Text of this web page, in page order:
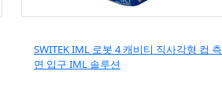
SWITEK IML 로봇 4 캐비티 직사각형 컵 측
면 입구 IML 솔루션